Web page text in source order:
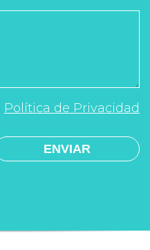
Política de Privacidad